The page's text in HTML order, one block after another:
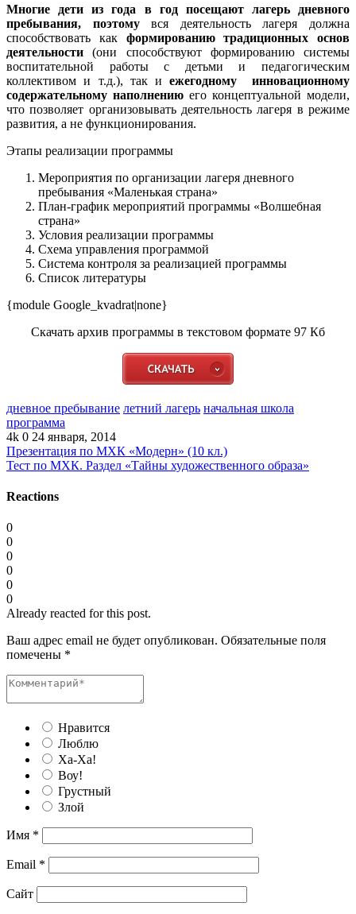
Многие дети из года в год посещают лагерь дневного
пребывания, поэтомувся деятельность лагеря должна
способствовать как формированию традиционных основ
деятельности (они способствуют формированию системы
воспитательной работы с детьми и педагогическим
коллективом и т.д.), так иежегодному инновационному
содержательному наполнению его концептуальной модели,
что позволяет организовывать деятельность лагеря в режиме
развития, а не функционирования.
Этапы реализации программы
Мероприятия по организации лагеря дневного
пребывания «Маленькая страна»
План-график мероприятий программы «Волшебная
страна»
Условия реализации программы
Схема управления программой
Система контроля за реализацией программы
Список литературы
{module Google_kvadrat|none}
Скачать архив программы в текстовом формате 97 Кб
дневное пребывание летний лагерь начальная школа
программа
4k 0 24 января, 2014
Презентация по МХК «Модерн» (10 кл.)
Тест по МХК. Раздел «Тайны художественного образа»
Reactions
0
0
0
0
0
0
Already reacted for this post.
Ваш адрес email не будет опубликован. Обязательные поля
помечены *
Нравится
Люблю
Ха-Ха!
Воу!
Грустный
Злой
Имя *
Email *
Сайт